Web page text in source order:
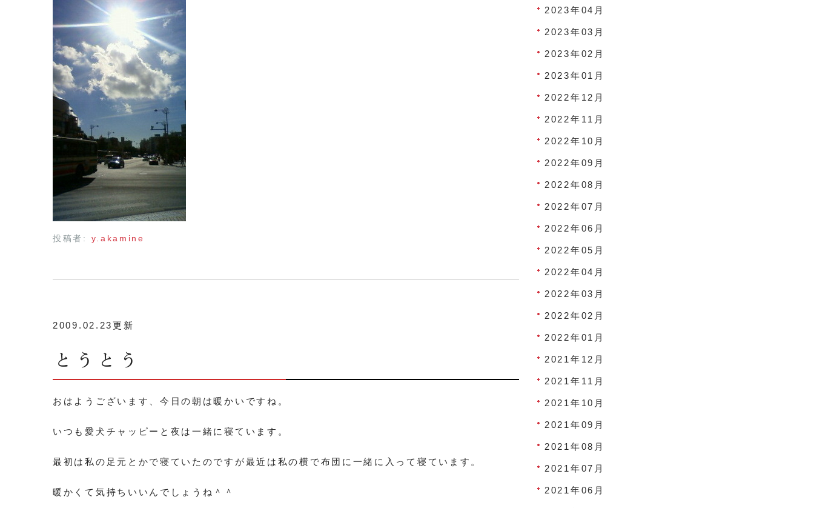
投稿者: y.akamine
2009.02.23更新
とうとう
おはようございます、今日の朝は暖かいですね。
いつも愛犬チャッピーと夜は一緒に寝ています。
最初は私の足元とかで寝ていたのですが最近は私の横で布団に一緒に入って寝ています。
暖かくて気持ちいいんでしょうね＾＾
2023年04月
2023年03月
2023年02月
2023年01月
2022年12月
2022年11月
2022年10月
2022年09月
2022年08月
2022年07月
2022年06月
2022年05月
2022年04月
2022年03月
2022年02月
2022年01月
2021年12月
2021年11月
2021年10月
2021年09月
2021年08月
2021年07月
2021年06月